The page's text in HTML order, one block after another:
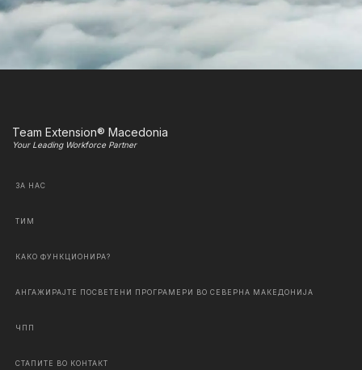
Team Extension® Macedonia
Your Leading Workforce Partner
ЗА НАС
ТИМ
КАКО ФУНКЦИОНИРА?
АНГАЖИРАЈТЕ ПОСВЕТЕНИ ПРОГРАМЕРИ ВО СЕВЕРНА МАКЕДОНИЈА
ЧПП
СТАПИТЕ ВО КОНТАКТ